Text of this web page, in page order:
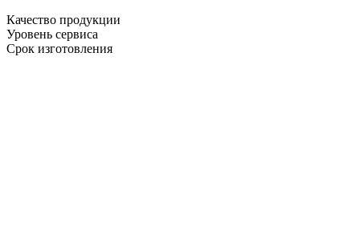
Качество продукции
Уровень сервиса
Срок изготовления